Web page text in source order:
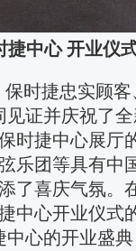
捷中心 开业仪
时捷忠实顾
证并庆祝了
时捷中心展厅
乐团等具有中
了喜庆气氛。
中心开业仪式
心的开业盛